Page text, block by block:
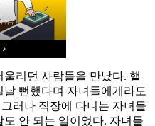
리던 사람들을 만났다. 핼
뻔했다며 자녀들에게라도
러나 직장에 다니는 자녀들
안 되는 일이었다. 자녀들